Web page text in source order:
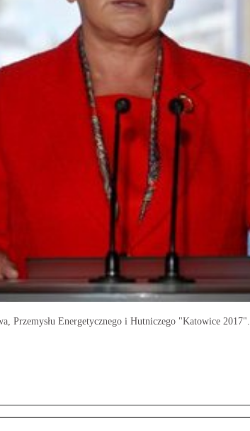
Przemysłu Energetycznego i Hutniczego "Katowice 2017".